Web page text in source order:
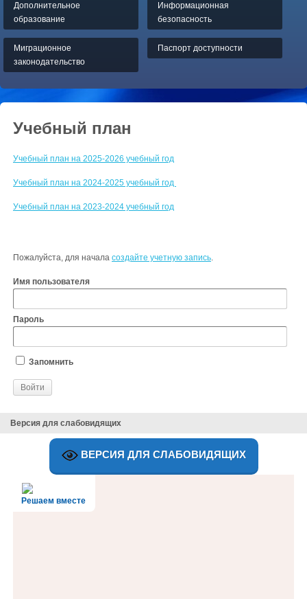
Дополнительное
образование
Информационная
безопасность
Миграционное
законодательство
Паспорт доступности
Учебный план
Учебный план на 2025-2026 учебный год
Учебный план на 2024-2025 учебный год
Учебный план на 2023-2024 учебный год
Пожалуйста, для начала создайте учетную запись.
Имя пользователя
Пароль
Запомнить
Версия для слабовидящих
ВЕРСИЯ ДЛЯ СЛАБОВИДЯЩИХ
Решаем вместе